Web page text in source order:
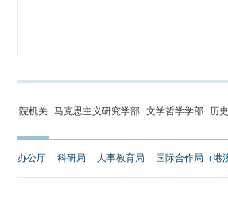
院机关 马克思主义研究学部 文学哲学学部 历
办公厅 科研局 人事教育局 国际合作局（港